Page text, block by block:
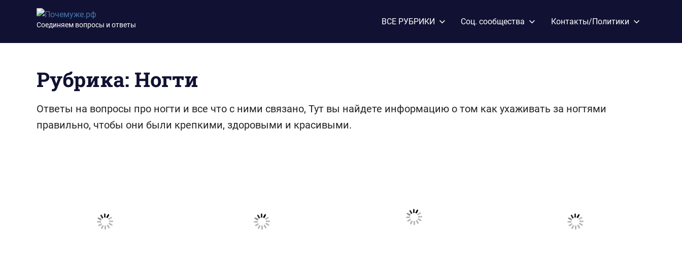
содержимому
Почемуже.рф
Соединяем вопросы и ответы ВСЕ РУБРИКИ Соц. сообщества Контакты/Политики
Рубрика: Ногти
Ответы на вопросы про ногти и все что с ними связано, Тут вы найдете информацию о том как ухаживать за ногтями
правильно, чтобы они были крепкими, здоровыми и красивыми.